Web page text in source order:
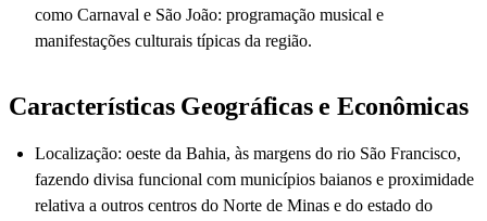
como Carnaval e São João: programação musical e
manifestações culturais típicas da região.
Características Geográficas e Econômicas
Localização: oeste da Bahia, às margens do rio São Francisco,
fazendo divisa funcional com municípios baianos e proximidade
relativa a outros centros do Norte de Minas e do estado do